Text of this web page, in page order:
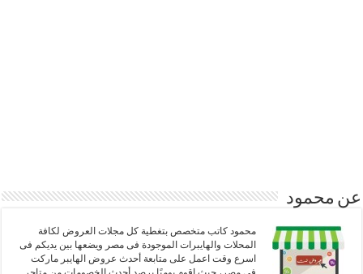
عن محمود
محمود كاتب متخصص بتغطية كل مجلات العروض لكافة
المحلات والهايبرات الموجودة فى مصر ويضعها بين يديكم فى
اسرع وقت اعمل على متابعة أحدث عروض الهايبر ماركت